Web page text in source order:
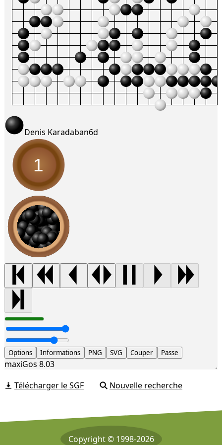
Denis Karadaban6d
1
Options Informations PNG SVG Couper Passe
maxiGos 8.03
Télécharger le SGF
Nouvelle recherche
Copyright © 1998-2026